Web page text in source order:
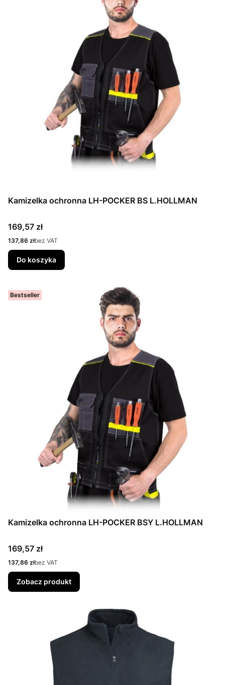
Kamizelka ochronna LH-POCKER BS L.HOLLMAN
Cena
169,57 zł
Cena
137,86 złbez VAT
Do koszyka
Bestseller
Kamizelka ochronna LH-POCKER BSY L.HOLLMAN
Cena
169,57 zł
Cena
137,86 złbez VAT
Zobacz produkt